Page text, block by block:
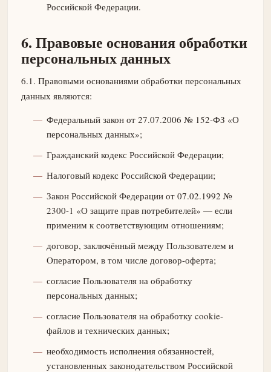
Российской Федерации.
6. Правовые основания обработки
персональных данных
6.1. Правовыми основаниями обработки персональных
данных являются:
Федеральный закон от 27.07.2006 № 152-ФЗ «О
персональных данных»;
Гражданский кодекс Российской Федерации;
Налоговый кодекс Российской Федерации;
Закон Российской Федерации от 07.02.1992 №
2300-1 «О защите прав потребителей» — если
применим к соответствующим отношениям;
договор, заключённый между Пользователем и
Оператором, в том числе договор-оферта;
согласие Пользователя на обработку
персональных данных;
согласие Пользователя на обработку cookie-
файлов и технических данных;
необходимость исполнения обязанностей,
установленных законодательством Российской